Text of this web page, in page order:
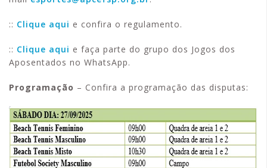
:: Clique aqui e confira o regulamento.
:: Clique aqui e faça parte do grupo dos Jogos dos
Aposentados no WhatsApp.
Programação – Confira a programação das disputas: